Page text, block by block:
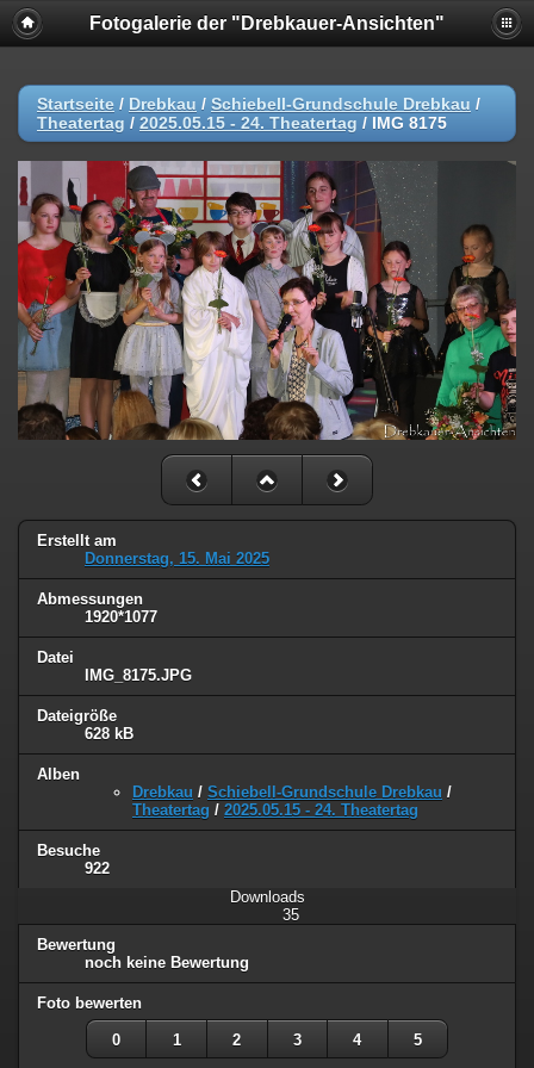
Fotogalerie der "Drebkauer-Ansichten"
Startseite / Drebkau / Schiebell-Grundschule Drebkau /
Theatertag / 2025.05.15 - 24. Theatertag / IMG 8175
Erstellt am
Donnerstag, 15. Mai 2025
Abmessungen
1920*1077
Datei
IMG_8175.JPG
Dateigröße
628 kB
Alben
Drebkau / Schiebell-Grundschule Drebkau /
Theatertag / 2025.05.15 - 24. Theatertag
Besuche
922
Downloads
35
Bewertung
noch keine Bewertung
Foto bewerten
0 1 2 3 4 5